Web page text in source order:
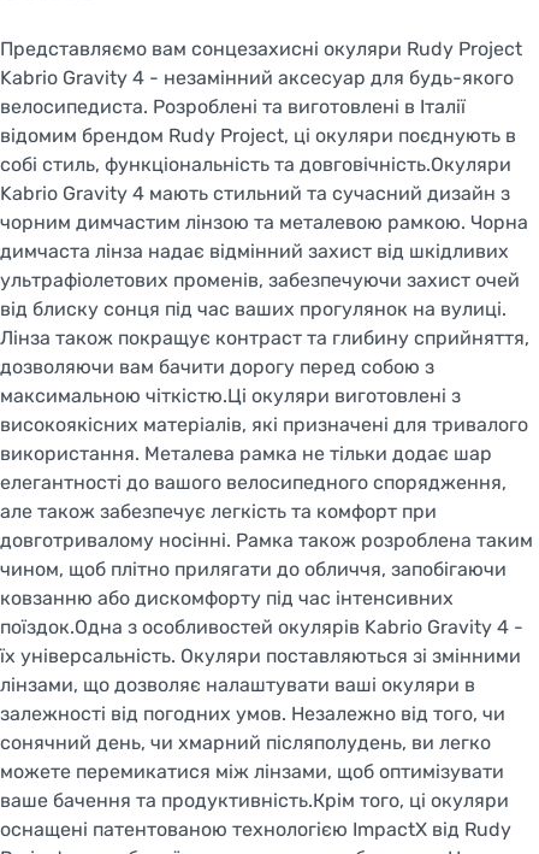
Представляємо вам сонцезахисні окуляри Rudy Project
Kabrio Gravity 4 - незамінний аксесуар для будь-якого
велосипедиста. Розроблені та виготовлені в Італії
відомим брендом Rudy Project, ці окуляри поєднують в
собі стиль, функціональність та довговічність.Окуляри
Kabrio Gravity 4 мають стильний та сучасний дизайн з
чорним димчастим лінзою та металевою рамкою. Чорна
димчаста лінза надає відмінний захист від шкідливих
ультрафіолетових променів, забезпечуючи захист очей
від блиску сонця під час ваших прогулянок на вулиці.
Лінза також покращує контраст та глибину сприйняття,
дозволяючи вам бачити дорогу перед собою з
максимальною чіткістю.Ці окуляри виготовлені з
високоякісних матеріалів, які призначені для тривалого
використання. Металева рамка не тільки додає шар
елегантності до вашого велосипедного спорядження,
але також забезпечує легкість та комфорт при
довготривалому носінні. Рамка також розроблена таким
чином, щоб плітно прилягати до обличчя, запобігаючи
ковзанню або дискомфорту під час інтенсивних
поїздок.Одна з особливостей окулярів Kabrio Gravity 4 -
їх універсальність. Окуляри поставляються зі змінними
лінзами, що дозволяє налаштувати ваші окуляри в
залежності від погодних умов. Незалежно від того, чи
сонячний день, чи хмарний післяполудень, ви легко
можете перемикатися між лінзами, щоб оптимізувати
ваше бачення та продуктивність.Крім того, ці окуляри
оснащені патентованою технологією ImpactX від Rudy